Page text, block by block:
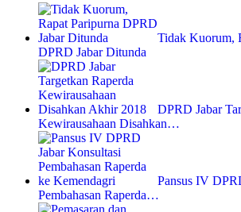
Tidak Kuorum,
DPRD Jabar Ditunda
DPRD Jabar
Kewirausahaan Disahkan…
Pansus IV
Pembahasan Raperda…